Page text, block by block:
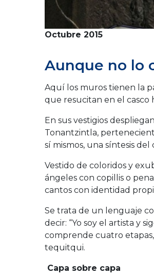
Octubre 2015
Aunque no lo
Aquí los muros tienen la
que resucitan en el casco
En sus vestigios
Tonantzintla,
sí mismos, una síntesis
Vestido de coloridos y
ángeles con copillis o
cantos con identidad
Se trata de un lenguaje
decir: “Yo soy el artista y
comprende cuatro
tequitqui.
Capa sobre capa